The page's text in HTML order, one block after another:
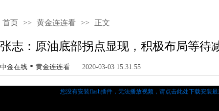
首页 >> 黄金连连看 >> 正文
张志：原油底部拐点显现，积极布局等待
中金在线 • 黄金连连看 2020-03-03 15:31:55
您没有安装flash插件，无法播放视频， 请点击此处下载安装